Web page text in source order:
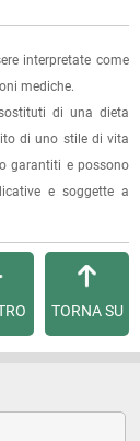
interpretate come
mediche.
di una dieta
di uno stile di vita
garantiti e possono
e soggette a
TORNA SU